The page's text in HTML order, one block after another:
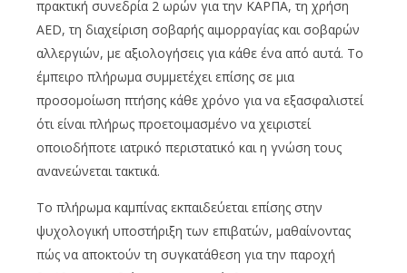
πρακτική συνεδρία 2 ωρών για την ΚΑΡΠΑ, τη χρήση
AED, τη διαχείριση σοβαρής αιμορραγίας και σοβαρών
αλλεργιών, με αξιολογήσεις για κάθε ένα από αυτά. Το
έμπειρο πλήρωμα συμμετέχει επίσης σε μια
προσομοίωση πτήσης κάθε χρόνο για να εξασφαλιστεί
ότι είναι πλήρως προετοιμασμένο να χειριστεί
οποιοδήποτε ιατρικό περιστατικό και η γνώση τους
ανανεώνεται τακτικά.
Το πλήρωμα καμπίνας εκπαιδεύεται επίσης στην
ψυχολογική υποστήριξη των επιβατών, μαθαίνοντας
πώς να αποκτούν τη συγκατάθεση για την παροχή